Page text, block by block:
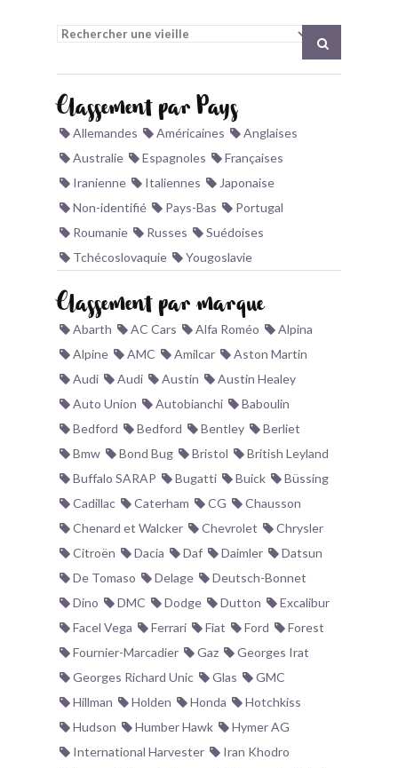
COMMENT FONCTIONNE BLV ?
Classement par Pays
Allemandes Américaines
Anglaises
Australie
Espagnoles
Françaises
Iranienne
Italiennes
Japonaise
Non-identifié
Pays-Bas
Portugal
Roumanie
Russes
Suédoises
Tchécoslovaquie
Yougoslavie
Classement par marque
Abarth AC Cars Alfa Roméo
Alpina
Alpine
AMC Amilcar
Aston Martin
Audi
Audi Austin
Austin Healey
Auto Union
Autobianchi
Baboulin
Bedford
Bedford Bentley
Berliet
Bmw
Bond Bug Bristol
British Leyland
Buffalo SARAP
Bugatti Buick
Büssing
Cadillac
Caterham CG
Chausson
Chenard et Walcker
Chevrolet
Chrysler
Citroën
Dacia Daf Daimler
Datsun
De Tomaso
Delage
Deutsch-Bonnet
Dino
DMC Dodge Dutton
Excalibur
Facel Vega
Ferrari Fiat Ford
Forest
Fournier-Marcadier
Gaz
Georges Irat
Georges Richard Unic
Glas
GMC
Hillman
Holden Honda
Hotchkiss
Hudson
Humber Hawk
Hymer AG
International Harvester
Iran Khodro